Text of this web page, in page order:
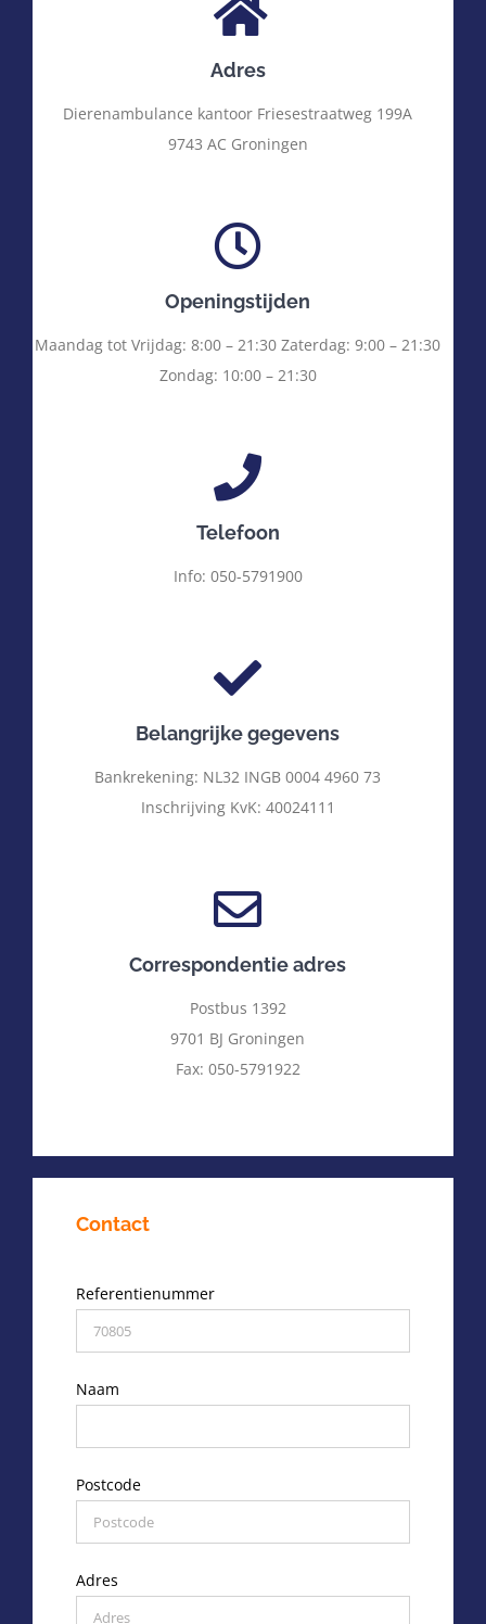
Adres
Dierenambulance kantoor Friesestraatweg 199A
9743 AC Groningen
Openingstijden
Maandag tot Vrijdag: 8:00 – 21:30 Zaterdag: 9:00 – 21:30
Zondag: 10:00 – 21:30
Telefoon
Info: 050-5791900
Belangrijke gegevens
Bankrekening: NL32 INGB 0004 4960 73
Inschrijving KvK: 40024111
Correspondentie adres
Postbus 1392
9701 BJ Groningen
Fax: 050-5791922
Contact
Referentienummer
Naam
Postcode
Adres